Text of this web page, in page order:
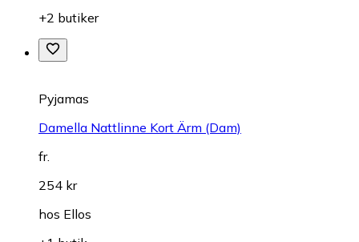
+2 butiker
Pyjamas
Damella Nattlinne Kort Ärm (Dam)
fr.
254 kr
hos Ellos